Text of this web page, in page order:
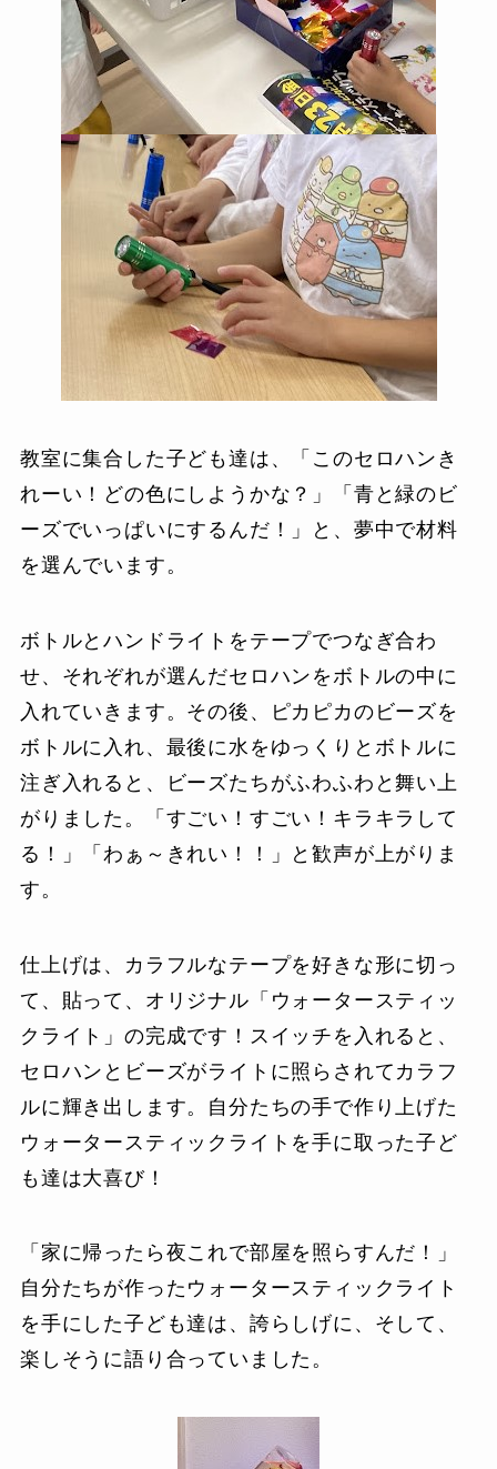
教室に集合した子ども達は、「このセロハンき
れーい！どの色にしようかな？」「青と緑のビ
ーズでいっぱいにするんだ！」と、夢中で材料
を選んでいます。
ボトルとハンドライトをテープでつなぎ合わ
せ、それぞれが選んだセロハンをボトルの中に
入れていきます。その後、ピカピカのビーズを
ボトルに入れ、最後に水をゆっくりとボトルに
注ぎ入れると、ビーズたちがふわふわと舞い上
がりました。「すごい！すごい！キラキラして
る！」「わぁ～きれい！！」と歓声が上がりま
す。
仕上げは、カラフルなテープを好きな形に切っ
て、貼って、オリジナル「ウォータースティッ
クライト」の完成です！スイッチを入れると、
セロハンとビーズがライトに照らされてカラフ
ルに輝き出します。自分たちの手で作り上げた
ウォータースティックライトを手に取った子ど
も達は大喜び！
「家に帰ったら夜これで部屋を照らすんだ！」
自分たちが作ったウォータースティックライト
を手にした子ども達は、誇らしげに、そして、
楽しそうに語り合っていました。